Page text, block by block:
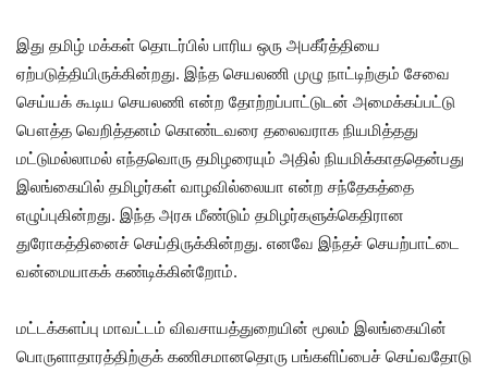
இது தமிழ் மக்கள் தொடர்பில் பாரிய ஒரு அபகீர்த்தியை
ஏற்படுத்தியிருக்கின்றது. இந்த செயலணி முழு நாட்டிற்கும் சேவை
செய்யக் கூடிய செயலணி என்ற தோற்றப்பாட்டுடன் அமைக்கப்பட்டு
பௌத்த வெறித்தனம் கொண்டவரை தலைவராக நியமித்தது
மட்டுமல்லாமல் எந்தவொரு தமிழரையும் அதில் நியமிக்காததென்பது
இலங்கையில் தமிழர்கள் வாழவில்லையா என்ற சந்தேகத்தை
எழுப்புகின்றது. இந்த அரசு மீண்டும் தமிழர்களுக்கெதிரான
துரோகத்தினைச் செய்திருக்கின்றது. எனவே இந்தச் செயற்பாட்டை
வன்மையாகக் கண்டிக்கின்றோம்.
மட்டக்களப்பு மாவட்டம் விவசாயத்துறையின் மூலம் இலங்கையின்
பொருளாதாரத்திற்குக் கணிசமானதொரு பங்களிப்பைச் செய்வதோடு